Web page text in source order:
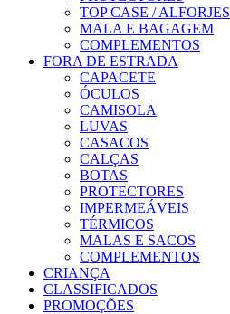
TOP CASE / ALFORJES
MALA E BAGAGEM
COMPLEMENTOS
FORA DE ESTRADA
CAPACETE
ÓCULOS
CAMISOLA
LUVAS
CASACOS
CALÇAS
BOTAS
PROTECTORES
IMPERMEÁVEIS
TÉRMICOS
MALAS E SACOS
COMPLEMENTOS
CRIANÇA
CLASSIFICADOS
PROMOÇÕES